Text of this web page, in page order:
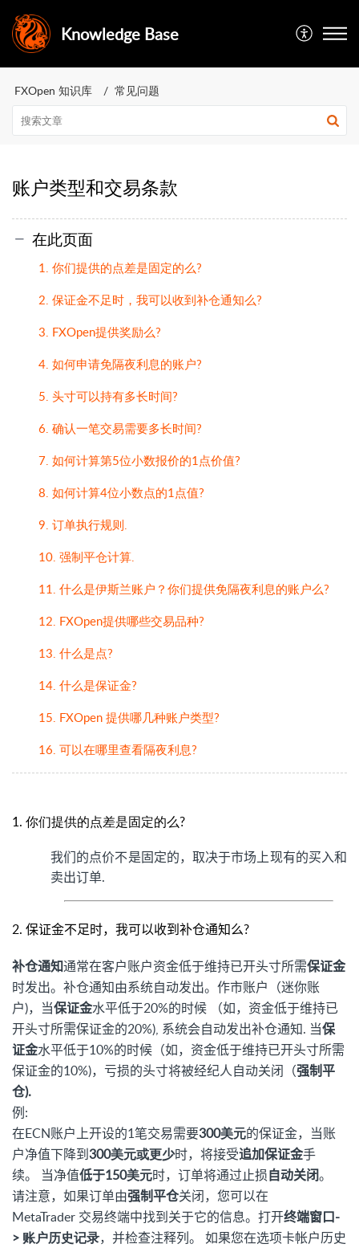
Knowledge Base
FXOpen 知识库 常见问题
账户类型和交易条款
在此页面
1. 你们提供的点差是固定的么?
2. 保证金不足时，我可以收到补仓通知么?
3. FXOpen提供奖励么?
4. 如何申请免隔夜利息的账户?
5. 头寸可以持有多长时间?
6. 确认一笔交易需要多长时间?
7. 如何计算第5位小数报价的1点价值?
8. 如何计算4位小数点的1点值?
9. 订单执行规则.
10. 强制平仓计算.
11. 什么是伊斯兰账户？你们提供免隔夜利息的账户么?
12. FXOpen提供哪些交易品种?
13. 什么是点?
14. 什么是保证金?
15. FXOpen 提供哪几种账户类型?
16. 可以在哪里查看隔夜利息?
1. 你们提供的点差是固定的么?
我们的点价不是固定的，取决于市场上现有的买入和
卖出订单.
2. 保证金不足时，我可以收到补仓通知么?
补仓通知通常在客户账户资金低于维持已开头寸所需保证金
时发出。补仓通知由系统自动发出。作市账户（迷你账
户)，当保证金水平低于20%的时候 （如，资金低于维持已
开头寸所需保证金的20%), 系统会自动发出补仓通知. 当保
证金水平低于10%的时候（如，资金低于维持已开头寸所需
保证金的10%)，亏损的头寸将被经纪人自动关闭（强制平
仓).
例:
在ECN账户上开设的1笔交易需要300美元的保证金，当账
户净值下降到300美元或更少时，将接受追加保证金手
续。 当净值低于150美元时，订单将通过止损自动关闭。
请注意，如果订单由强制平仓关闭，您可以在
MetaTrader 交易终端中找到关于它的信息。打开终端窗口-
> 账户历史记录，并检查注释列。 如果您在选项卡帐户历史